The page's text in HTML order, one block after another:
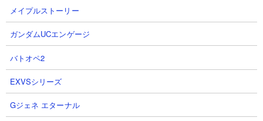
【にゃんコンボ】
なし
【ネコブリンキーCC状態でのステータス】
メイプルストーリー
ガンダムUCエンゲージ
バトオペ2
EXVSシリーズ
Gジェネ エターナル